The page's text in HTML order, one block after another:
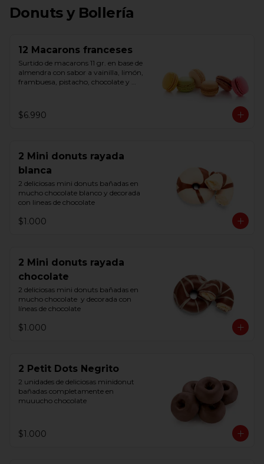
Donuts y Bollería
12 Macarons franceses
Surtido de macarons 11 gr. en base de
almendra con sabor a vainilla, limón,
frambuesa, pistacho, chocolate y
$6.990
2 Mini donuts rayada
blanca
2 deliciosas mini donuts bañadas en
mucho chocolate blanco y decorada
con lineas de chocolate
$1.000
2 Mini donuts rayada
chocolate
2 deliciosas mini donuts bañadas en
mucho chocolate  y decorada con
líneas de chocolate
$1.000
2 Petit Dots Negrito
2 unidades de deliciosas minidonut
bañadas completamente en
muuucho chocolate
$1.000